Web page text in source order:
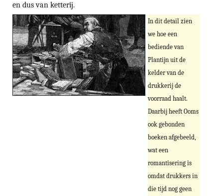
en dus van ketterij.
In dit detail zien
we hoe een
bediende van
Plantijn uit de
kelder van de
drukkerij de
voorraad haalt.
Daarbij heeft Ooms
ook gebonden
boeken afgebeeld,
wat een
romantisering is
omdat drukkers in
die tijd nog geen